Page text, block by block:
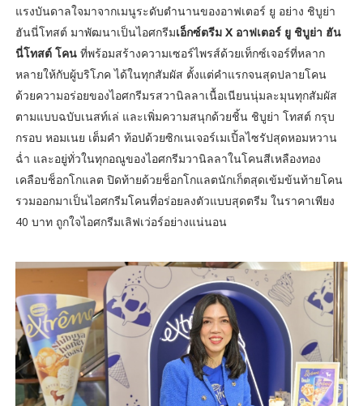
แรงบันดาลใจมาจากเมนูระดับตำนานของอาฟเตอร์ ยู อย่าง ชิบูย่า
ฮันนี่โทสต์ มาพัฒนาเป็นไอศกรีมเอ็กซ์ตรีม X อาฟเตอร์ ยู ชิบูย่า ฮัน
นี่โทสต์ โคนที่พร้อมสร้างความเซอร์ไพรส์ด้วยเท็กซ์เจอร์ที่หลาก
หลายให้กับผู้บริโภค ได้ในทุกสัมผัส ตั้งแต่คำแรกจนสุดปลายโคน
ด้วยความอร่อยของไอศกรีมรสวานิลลาเนื้อเนียนนุ่มละมุนทุกสัมผัส
ตามแบบฉบับเนสท์เล่ และเพิ่มความสนุกด้วยชิ้น ชิบูย่า โทสต์ กรุบ
กรอบ หอมเนย เต็มคำ ท้อปด้วยซิกเนเจอร์เมเปิ้ลไซรัปสุดหอมหวาน
ฉ่ำ และอยู่ทั่วในทุกอณูของไอศกรีมวานิลลาในโคนสีเหลืองทอง
เคลือบช็อกโกแลต ปิดท้ายด้วยช็อกโกแลตนักเก็ตสุดเข้มข้นท้ายโคน
รวมออกมาเป็นไอศกรีมโคนที่อร่อยลงตัวแบบสุดตรีม ในราคาเพียง
40 บาท ถูกใจไอศกรีมเลิฟเว่อร์อย่างแน่นอน